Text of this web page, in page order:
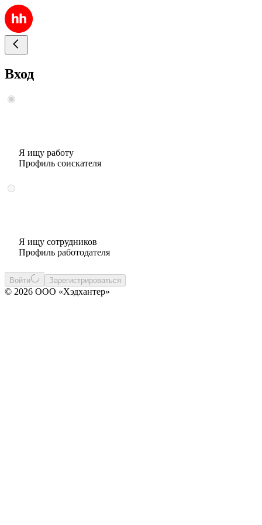
Вход
Я ищу работу
Профиль соискателя
Я ищу сотрудников
Профиль работодателя
Войти Зарегистрироваться
© 2026 ООО «Хэдхантер»